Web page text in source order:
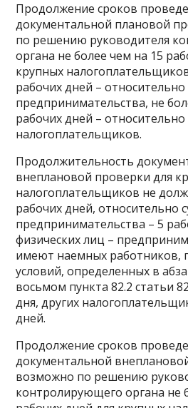
Продолжение сроков
документальной плановой
по решению руководителя
органа не более чем на 15
крупных
рабочих дней –
предпринимательства, не
рабочих дней – относительно
налогоплательщиков.
Продолжительность
внеплановой проверки для
налогоплательщиков не
рабочих дней, относительно
предпринимательства – 5
физических лиц –
имеют наемных работников,
условий, определенных в
восьмом пункта 82.2 статьи
дня, других
дней.
Продолжение сроков
документальной
возможно по решению
контролирующего органа не